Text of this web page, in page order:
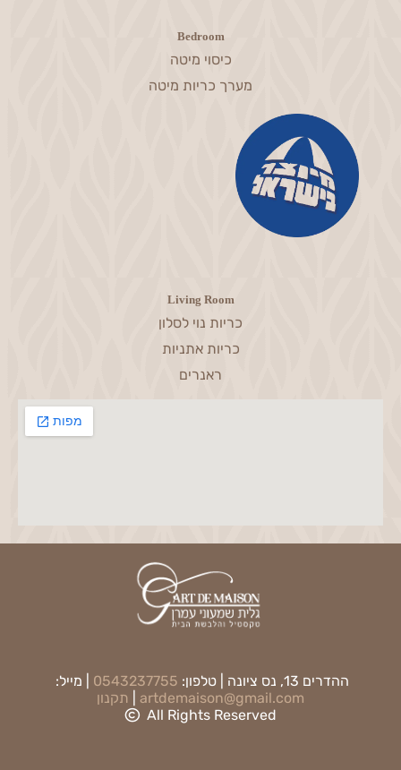
Bedroom
כיסוי מיטה
מערך כריות מיטה
Living Room
כריות נוי לסלון
כריות אתניות
ראנרים
ההדרים 13, נס ציונה | טלפון: 0543237755 | מייל:
artdemaison@gmail.com
תקנון
All Rights Reserved